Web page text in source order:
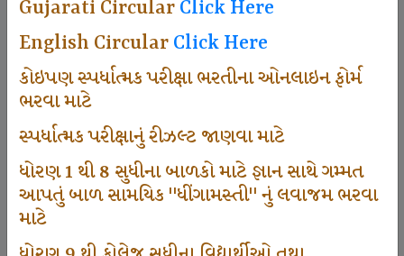
Gujarati CircularClick Here
English CircularClick Here
કોઇપણ સ્પર્ધાત્મક પરીક્ષા ભરતીના ઓનલાઇન ફોર્મ
ભરવા માટે
સ્પર્ધાત્મક પરીક્ષાનું રીઝલ્ટ જાણવા માટે
ધોરણ 1 થી 8 સુધીના બાળકો માટે જ્ઞાન સાથે ગમ્મત
આપતું બાળ સામયિક "ધીંગામસ્તી" નું લવાજમ ભરવા
માટે
671
1000